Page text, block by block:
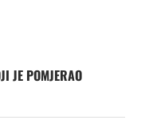
JE POMJERAO